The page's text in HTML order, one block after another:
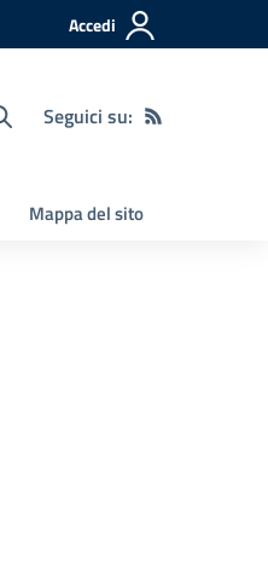
Accedi
Seguici su:
Mappa del sito